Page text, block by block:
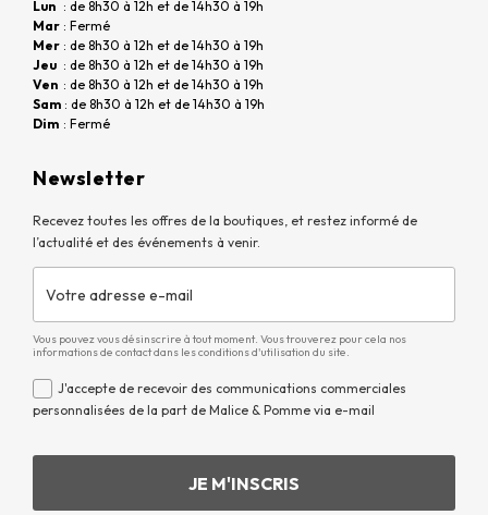
Lun : de 8h30 à 12h et de 14h30 à 19h
Mar : Fermé
Mer : de 8h30 à 12h et de 14h30 à 19h
Jeu : de 8h30 à 12h et de 14h30 à 19h
Ven : de 8h30 à 12h et de 14h30 à 19h
Sam : de 8h30 à 12h et de 14h30 à 19h
Dim : Fermé
Newsletter
Recevez toutes les offres de la boutiques, et restez informé de
l’actualité et des événements à venir.
Vous pouvez vous désinscrire à tout moment. Vous trouverez pour cela nos
informations de contact dans les conditions d'utilisation du site.
J'accepte de recevoir des communications commerciales
personnalisées de la part de Malice & Pomme via e-mail